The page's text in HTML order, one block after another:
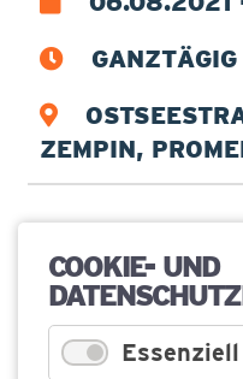
GANZTÄGIG
ZEMPIN,
STAGNIESS
3 lange Tage Hafenflair
COOKIE- UND
Essenziell